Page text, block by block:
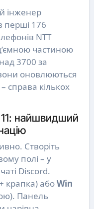
інженер
перші 176
NTT
частиною
3700 за
оновлюються
справа кількох
11: найшвидший
Створіть
полі – у
Discord.
крапка) абоWin
Панель